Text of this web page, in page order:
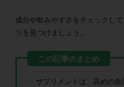
成分や飲みやすさをチェックし
リを見つけましょう。
サプリメントは、高めの